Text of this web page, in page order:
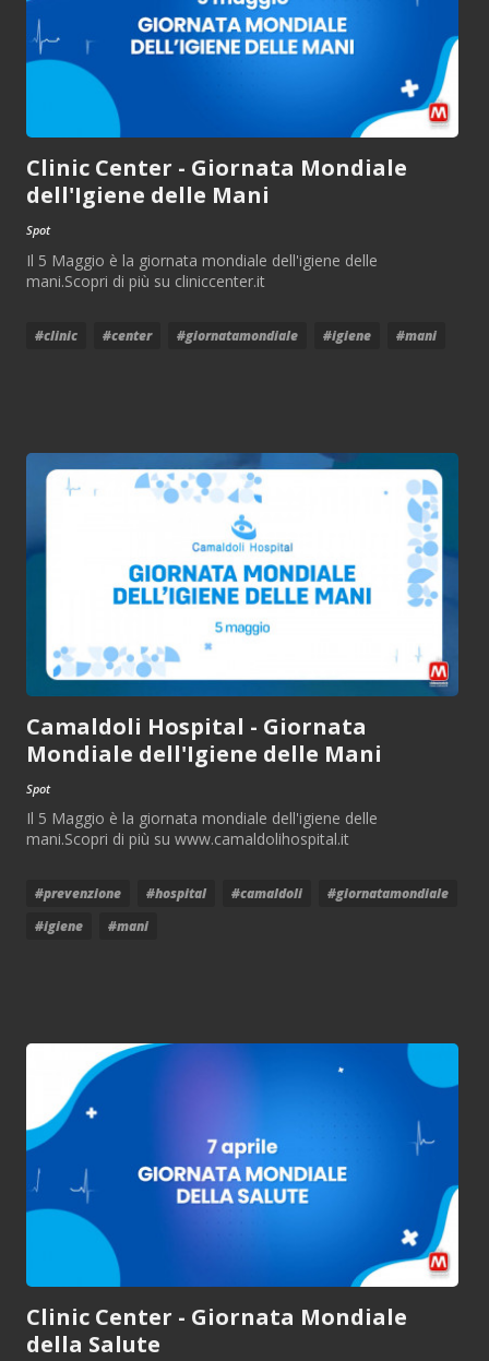
Clinic Center - Giornata Mondiale
dell'Igiene delle Mani
Spot
Il 5 Maggio è la giornata mondiale dell'igiene delle
mani.Scopri di più su cliniccenter.it
#clinic #center #giornatamondiale #igiene #mani
Camaldoli Hospital - Giornata
Mondiale dell'Igiene delle Mani
Spot
Il 5 Maggio è la giornata mondiale dell'igiene delle
mani.Scopri di più su www.camaldolihospital.it
#prevenzione #hospital #camaldoli
#giornatamondiale
#igiene
#mani
Clinic Center - Giornata Mondiale
della Salute